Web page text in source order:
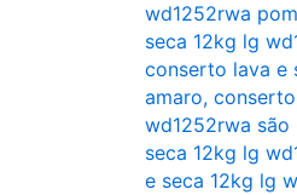
wd1252rwa
seca 12kg lg
conserto lava e
amaro,
wd1252rwa são
seca 12kg lg
e seca 12kg lg